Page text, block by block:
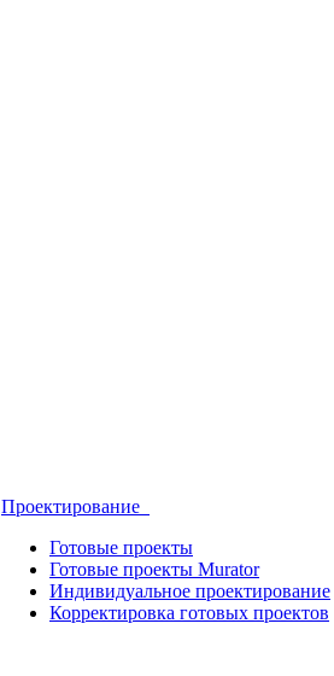
Проектирование
Готовые проекты
Готовые проекты Murator
Индивидуальное проектирование
Корректировка готовых проектов